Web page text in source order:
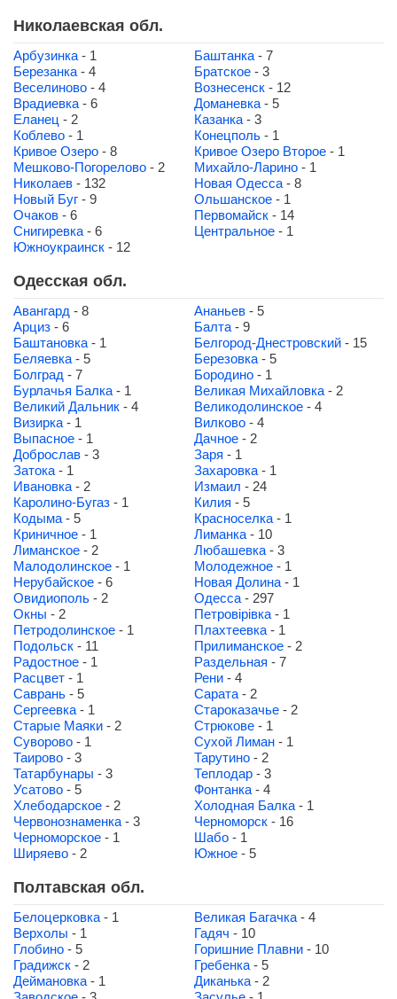
Николаевская обл.
Арбузинка - 1 Баштанка - 7
Березанка - 4 Братское - 3
Веселиново - 4 Вознесенск - 12
Врадиевка - 6 Доманевка - 5
Еланец - 2 Казанка - 3
Коблево - 1 Конецполь - 1
Кривое Озеро - 8 Кривое Озеро Второе - 1
Мешково-Погорелово - 2 Михайло-Ларино - 1
Николаев - 132 Новая Одесса - 8
Новый Буг - 9 Ольшанское - 1
Очаков - 6 Первомайск - 14
Снигиревка - 6 Центральное - 1
Южноукраинск - 12
Одесская обл.
Авангард - 8 Ананьев - 5
Арциз - 6 Балта - 9
Баштановка - 1 Белгород-Днестровский - 15
Беляевка - 5 Березовка - 5
Болград - 7 Бородино - 1
Бурлачья Балка - 1 Великая Михайловка - 2
Великий Дальник - 4 Великодолинское - 4
Визирка - 1 Вилково - 4
Выпасное - 1 Дачное - 2
Доброслав - 3 Заря - 1
Затока - 1 Захаровка - 1
Ивановка - 2 Измаил - 24
Каролино-Бугаз - 1 Килия - 5
Кодыма - 5 Красноселка - 1
Криничное - 1 Лиманка - 10
Лиманское - 2 Любашевка - 3
Малодолинское - 1 Молодежное - 1
Нерубайское - 6 Новая Долина - 1
Овидиополь - 2 Одесса - 297
Окны - 2 Петровірівка - 1
Петродолинское - 1 Плахтеевка - 1
Подольск - 11 Прилиманское - 2
Радостное - 1 Раздельная - 7
Расцвет - 1 Рени - 4
Саврань - 5 Сарата - 2
Сергеевка - 1 Староказачье - 2
Старые Маяки - 2 Стрюкове - 1
Суворово - 1 Сухой Лиман - 1
Таирово - 3 Тарутино - 2
Татарбунары - 3 Теплодар - 3
Усатово - 5 Фонтанка - 4
Хлебодарское - 2 Холодная Балка - 1
Червонознаменка - 3 Черноморск - 16
Черноморское - 1 Шабо - 1
Ширяево - 2 Южное - 5
Полтавская обл.
Белоцерковка - 1 Великая Багачка - 4
Верхолы - 1 Гадяч - 10
Глобино - 5 Горишние Плавни - 10
Градижск - 2 Гребенка - 5
Деймановка - 1 Диканька - 2